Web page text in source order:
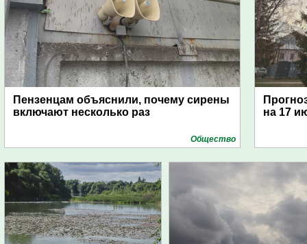
Пензенцам объяснили, почему сирены
включают несколько раз
Общество
на 17